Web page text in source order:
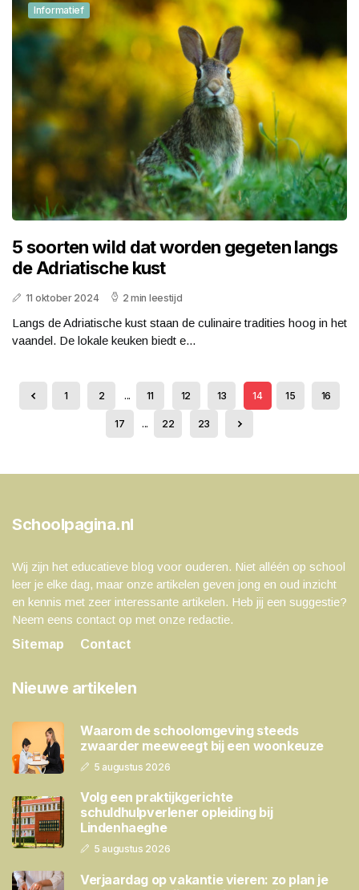
Informatief
5 soorten wild dat worden gegeten langs
de Adriatische kust
11 oktober 2024 2 min leestijd
Langs de Adriatische kust staan de culinaire tradities hoog in het
vaandel. De lokale keuken biedt e...
1 2 ... 11 12 13 14 15 16
17 ... 22 23
Schoolpagina.nl
Wij zijn het educatieve blog voor ouderen. Niet alléén op school
leer je elke dag, maar onze artikelen geven jong en oud inzicht
en kennis met zeer interessante artikelen. Heb jij een suggestie?
Neem eens contact op met onze redactie.
Sitemap
Contact
Nieuwe artikelen
Waarom de schoolomgeving steeds
zwaarder meeweegt bij een woonkeuze
5 augustus 2026
Volg een praktijkgerichte
schuldhulpverlener opleiding bij
Lindenhaeghe
5 augustus 2026
Verjaardag op vakantie vieren: zo plan je